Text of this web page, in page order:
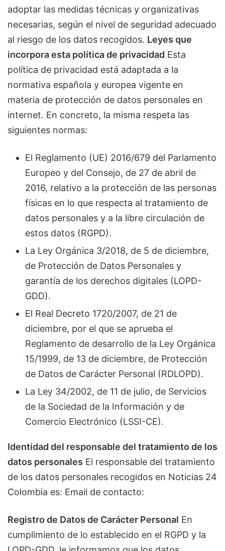
adoptar las medidas técnicas y organizativas
necesarias, según el nivel de seguridad adecuado
al riesgo de los datos recogidos. Leyes que
incorpora esta política de privacidad Esta
política de privacidad está adaptada a la
normativa española y europea vigente en
materia de protección de datos personales en
internet. En concreto, la misma respeta las
siguientes normas:
El Reglamento (UE) 2016/679 del Parlamento
Europeo y del Consejo, de 27 de abril de
2016, relativo a la protección de las personas
físicas en lo que respecta al tratamiento de
datos personales y a la libre circulación de
estos datos (RGPD).
La Ley Orgánica 3/2018, de 5 de diciembre,
de Protección de Datos Personales y
garantía de los derechos digitales (LOPD-
GDD).
El Real Decreto 1720/2007, de 21 de
diciembre, por el que se aprueba el
Reglamento de desarrollo de la Ley Orgánica
15/1999, de 13 de diciembre, de Protección
de Datos de Carácter Personal (RDLOPD).
La Ley 34/2002, de 11 de julio, de Servicios
de la Sociedad de la Información y de
Comercio Electrónico (LSSI-CE).
Identidad del responsable del tratamiento de los
datos personales El responsable del tratamiento
de los datos personales recogidos en Noticias 24
Colombia es: Email de contacto:
Registro de Datos de Carácter Personal En
cumplimiento de lo establecido en el RGPD y la